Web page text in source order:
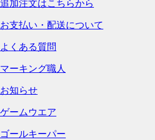
追加注文はこちらから
お支払い・配送について
よくある質問
マーキング職人
お知らせ
ゲームウエア
ゴールキーパー